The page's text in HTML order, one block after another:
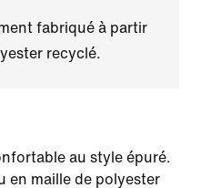
fabriqué à partir
recyclé.
au style épuré.
en maille de polyester